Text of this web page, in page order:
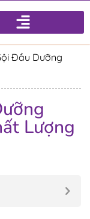
Đầu Dưỡng
Lượng